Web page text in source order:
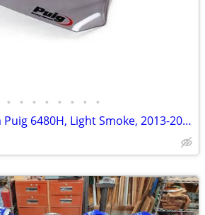
• • • • • • • •
Windscreen Honda Puig 6480H, Light Smoke, 2013-2015 CB500X, 2013-2016